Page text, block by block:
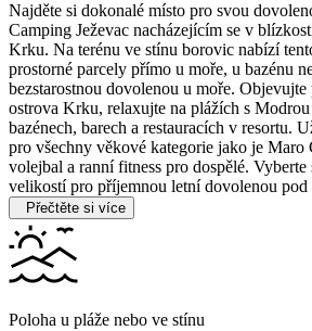
Najděte si dokonalé místo pro svou
Camping Ježevac nacházejícím se v
Krku. Na terénu ve stínu borovic nabízí
prostorné parcely přímo u moře, u bazénu
bezstarostnou dovolenou u moře. Objevujte
ostrova Krku, relaxujte na plážích s
bazénech, barech a restauracích v resortu.
pro všechny věkové kategorie jako je
volejbal a ranní fitness pro dospělé.
velikostí pro příjemnou letní dovolenou pod
Přečtěte si více
Poloha u pláže nebo ve stínu